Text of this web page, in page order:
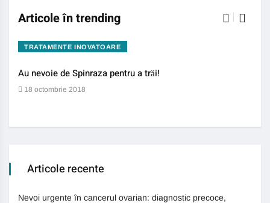
Articole în trending
TRATAMENTE INOVATOARE
Au nevoie de Spinraza pentru a trăi!
18 octombrie 2018
Articole recente
Nevoi urgente în cancerul ovarian: diagnostic precoce,